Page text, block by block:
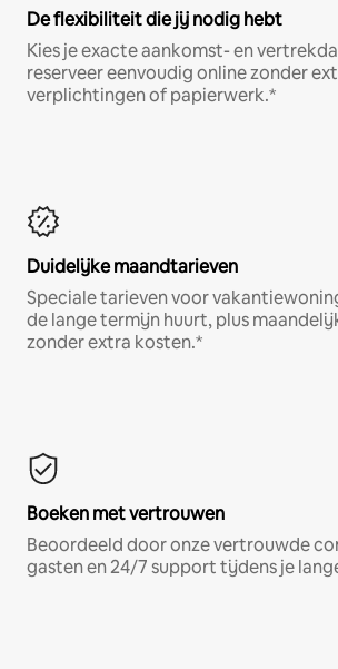
De flexibiliteit die jij nodig hebt
Kies je exacte aankomst- en
reserveer eenvoudig online zonder
verplichtingen of papierwerk.*
Duidelijke maandtarieven
Speciale tarieven voor
de lange termijn huurt, plus
zonder extra kosten.*
Boeken met vertrouwen
Beoordeeld door onze vertrouwde
gasten en 24/7 support tijdens je